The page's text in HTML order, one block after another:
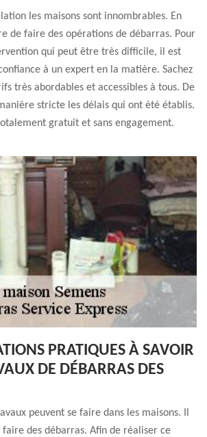
les maisons sont innombrables. En
de faire des opérations de débarras. Pour
qui peut être très difficile, il est
à un expert en la matière. Sachez
très abordables et accessibles à tous. De
stricte les délais qui ont été établis.
gratuit et sans engagement.
PRATIQUES À SAVOIR
DE DÉBARRAS DES
peuvent se faire dans les maisons. Il
faire des débarras. Afin de réaliser ce